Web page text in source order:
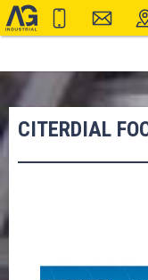
CITERDIAL